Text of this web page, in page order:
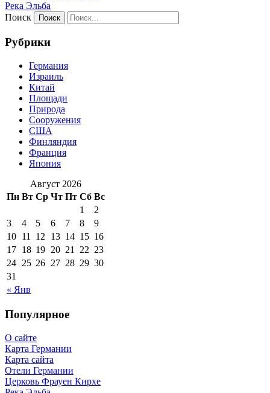
Река Эльба
Поиск
Рубрики
Германия
Израиль
Китай
Площади
Природа
Сооружения
США
Финляндия
Франция
Япония
Август 2026
Пн Вт Ср Чт Пт Сб Вс
« Янв
1
2
3
4 5 6 7 8
9
10 11 12 13 14 15 16
17 18 19 20 21 22 23
24 25 26 27 28 29 30
31
Популярное
О сайте
Карта Германии
Карта сайта
Отели Германии
Церковь Фрауен Кирхе